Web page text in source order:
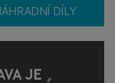
DÍLY